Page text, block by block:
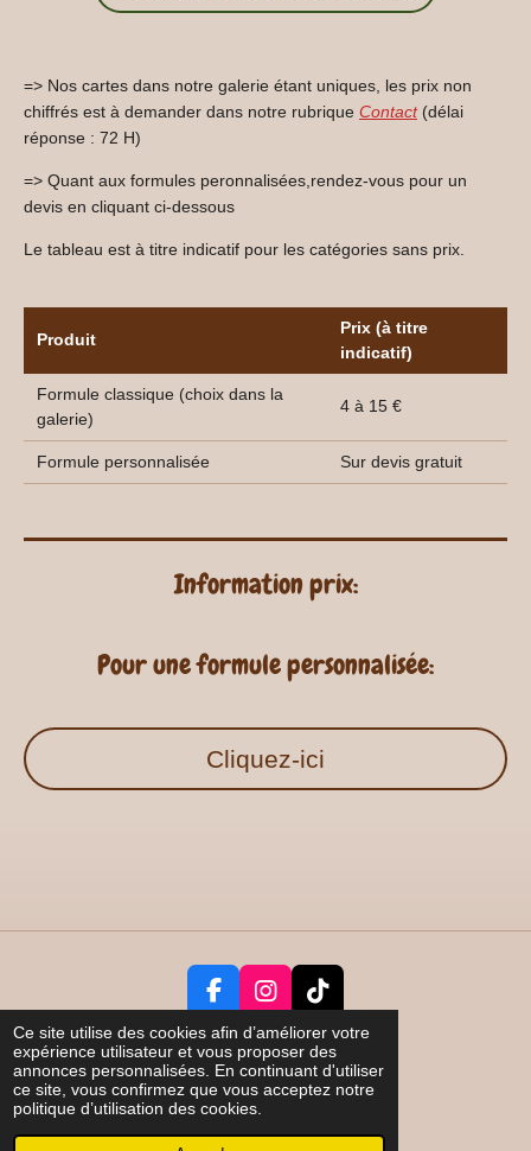
Ce site utilise des cookies afin d’améliorer votre
expérience utilisateur et vous proposer des
annonces personnalisées. En continuant d'utiliser
ce site, vous confirmez que vous acceptez notre
politique d’utilisation des cookies.
=> Nos cartes dans notre galerie étant uniques, les prix non
chiffrés est à demander dans notre rubrique Contact (délai
réponse : 72 H)
=> Quant aux formules peronnalisées,rendez-vous pour un
devis en cliquant ci-dessous
Le tableau est à titre indicatif pour les catégories sans prix.
Produit
Prix (à titre
indicatif)
Formule classique (choix dans la
galerie)
4 à 15 €
Formule personnalisée Sur devis gratuit
Information prix:
Pour une formule personnalisée:
Cliquez-ici
F
a
c
e
b
I
n
s
t
a
T
i
k
T
o
Partager
*** Tous droits réservés ***
© 2023 - 2026 Au Pôle Nord C&D